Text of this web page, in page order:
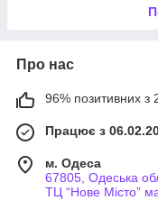
Про нас
96% позитивних з
Працює з
м. Одеса
67805, Одеська
ТЦ “Нове Місто”